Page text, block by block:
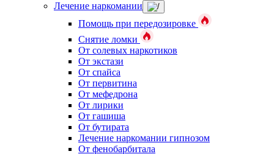
Лечение наркомании
Помощь при передозировке
Снятие ломки
От солевых наркотиков
От экстази
От спайса
От первитина
От мефедрона
От лирики
От гашиша
От бутирата
Лечение наркомании гипнозом
От фенобарбитала